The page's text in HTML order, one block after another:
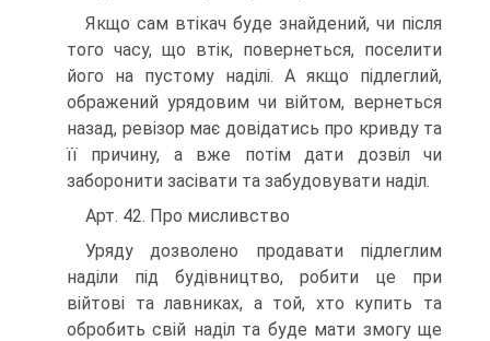
Якщо сам втікач буде знайдений, чи після
того часу, що втік, повернеться, поселити
його на пустому наділі. A якщо підлеглий,
ображений урядовим чи війтом, вернеться
назад, ревізор має довідатись про кривду та
її причину, а вже потім дати дозвіл чи
заборонити засівати та забудовувати наділ.
Арт. 42. Про мисливство
Уряду дозволено продавати підлеглим
наділи під будівництво, робити це при
війтові та лавниках, а той, хто купить та
обробить свій наділ та буде мати змогу ще